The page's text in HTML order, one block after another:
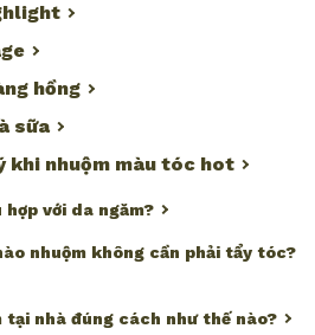
hồng
sữa
khi nhuộm màu tóc hot
với da ngăm?
nhuộm không cần phải tẩy tóc?
tại nhà đúng cách như thế nào?